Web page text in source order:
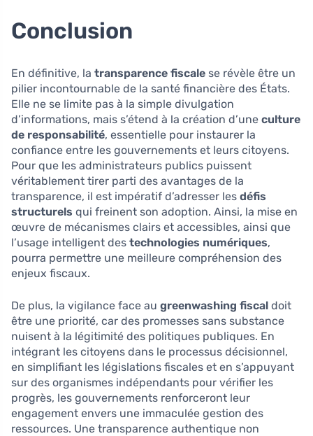
Conclusion
En définitive, la transparence fiscale se révèle être un
pilier incontournable de la santé financière des États.
Elle ne se limite pas à la simple divulgation
d’informations, mais s’étend à la création d’une culture
de responsabilité, essentielle pour instaurer la
confiance entre les gouvernements et leurs citoyens.
Pour que les administrateurs publics puissent
véritablement tirer parti des avantages de la
transparence, il est impératif d’adresser les défis
structurels qui freinent son adoption. Ainsi, la mise en
œuvre de mécanismes clairs et accessibles, ainsi que
l’usage intelligent des technologies numériques,
pourra permettre une meilleure compréhension des
enjeux fiscaux.
De plus, la vigilance face au greenwashing fiscal doit
être une priorité, car des promesses sans substance
nuisent à la légitimité des politiques publiques. En
intégrant les citoyens dans le processus décisionnel,
en simplifiant les législations fiscales et en s’appuyant
sur des organismes indépendants pour vérifier les
progrès, les gouvernements renforceront leur
engagement envers une immaculée gestion des
ressources. Une transparence authentique non